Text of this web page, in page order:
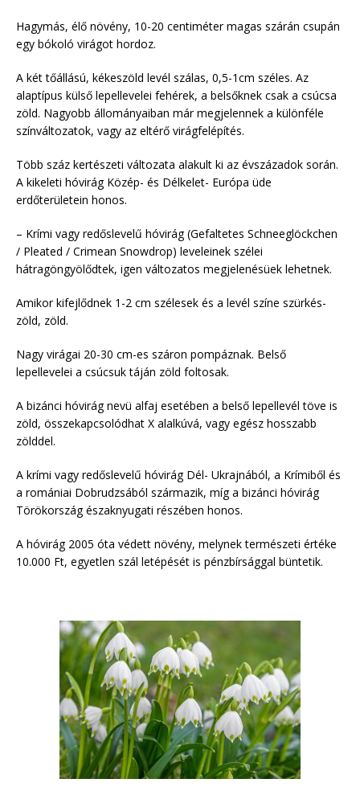
Hagymás, élő növény, 10-20 centiméter magas szárán csupán
egy bókoló virágot hordoz.
A két tőállású, kékeszöld levél szálas, 0,5-1cm széles. Az
alaptípus külső lepellevelei fehérek, a belsőknek csak a csúcsa
zöld. Nagyobb állományaiban már megjelennek a különféle
színváltozatok, vagy az eltérő virágfelépítés.
Több száz kertészeti változata alakult ki az évszázadok során.
A kikeleti hóvirág Közép- és Délkelet- Európa üde
erdőterületein honos.
– Krími vagy redőslevelű hóvirág (Gefaltetes Schneeglöckchen
/ Pleated / Crimean Snowdrop) leveleinek szélei
hátragöngyölődtek, igen változatos megjelenésüek lehetnek.
Amikor kifejlődnek 1-2 cm szélesek és a levél színe szürkés-
zöld, zöld.
Nagy virágai 20-30 cm-es száron pompáznak. Belső
lepellevelei a csúcsuk táján zöld foltosak.
A bizánci hóvirág nevü alfaj esetében a belső lepellevél töve is
zöld, összekapcsolódhat X alalkúvá, vagy egész hosszabb
zölddel.
A krími vagy redőslevelű hóvirág Dél- Ukrajnából, a Krímiből és
a romániai Dobrudzsából származik, míg a bizánci hóvirág
Törökország északnyugati részében honos.
A hóvirág 2005 óta védett növény, melynek természeti értéke
10.000 Ft, egyetlen szál letépését is pénzbírsággal büntetik.